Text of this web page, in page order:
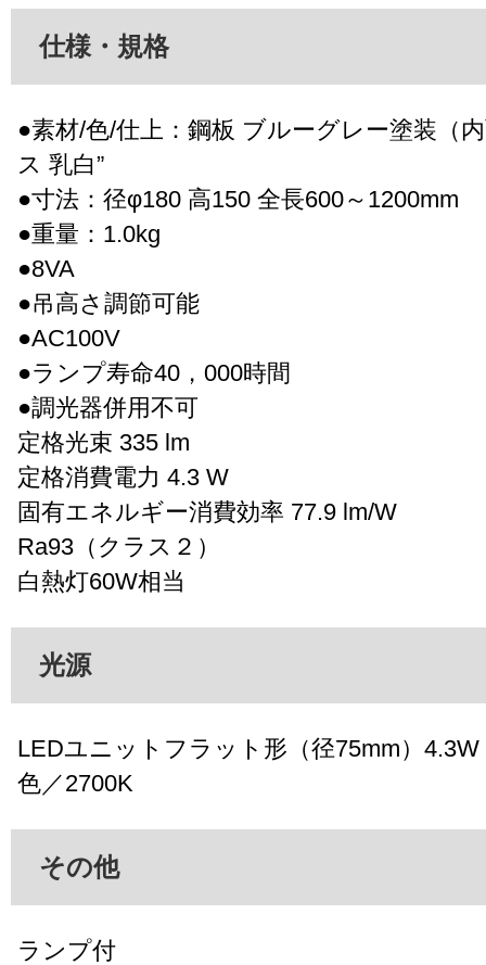
仕様・規格
●素材/色/仕上：鋼板 ブルーグレー塗装（
ス 乳白”
●寸法：径φ180 高150 全長600～1200mm
●重量：1.0kg
●8VA
●吊高さ調節可能
●AC100V
●ランプ寿命40，000時間
●調光器併用不可
定格光束 335 lm
定格消費電力 4.3 W
固有エネルギー消費効率 77.9 lm/W
Ra93（クラス２）
白熱灯60W相当
光源
LEDユニットフラット形（径75mm）4.3W
色／2700K
その他
ランプ付